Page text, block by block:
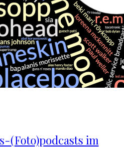
(Foto)podcasts im